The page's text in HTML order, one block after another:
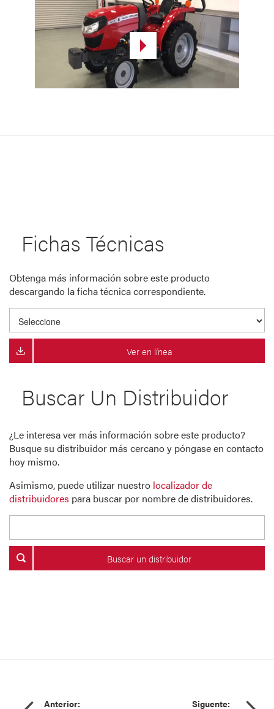
Fichas Técnicas
Obtenga más información sobre este producto
descargando la ficha técnica correspondiente.
Ver en línea
Buscar Un Distribuidor
¿Le interesa ver más información sobre este producto?
Busque su distribuidor más cercano y póngase en contacto
hoy mismo.
Asimismo, puede utilizar nuestro localizador de
distribuidores para buscar por nombre de distribuidores.
Buscar un distribuidor
Anterior: Siguente: